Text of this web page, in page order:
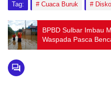
Tag: Cuaca Buruk
BPBD Sulbar Imbau
Waspada Pasca
Mateng